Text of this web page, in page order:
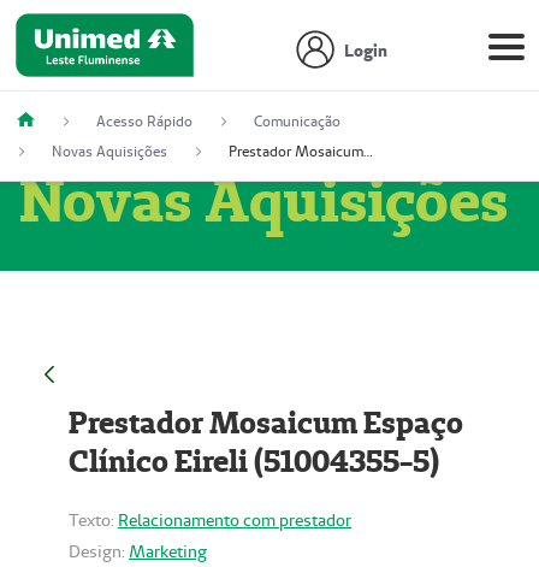
Login
Acesso Rápido
Comunicação
Novas Aquisições
Prestador Mosaicum Espaço Clínico Eireli (51004355-5)
Novas Aquisições
Prestador Mosaicum Espaço
Clínico Eireli (51004355-5)
Texto: Relacionamento com prestador
Design: Marketing